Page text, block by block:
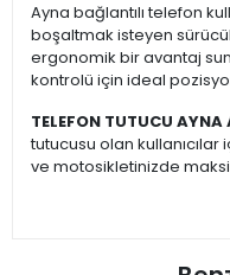
Ayna bağlantılı telefon
boşaltmak isteyen
ergonomik bir avantaj
kontrolü için ideal
TELEFON TUTUCU
tutucusu olan
ve motosikletinizde